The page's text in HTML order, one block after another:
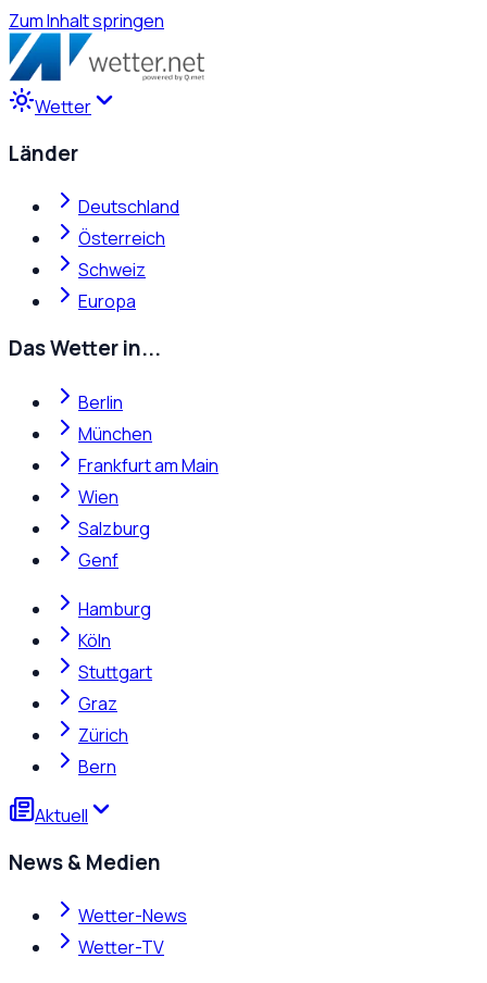
Zum Inhalt springen
Wetter
Länder
Deutschland
Österreich
Schweiz
Europa
Das Wetter in...
Berlin
München
Frankfurt am Main
Wien
Salzburg
Genf
Hamburg
Köln
Stuttgart
Graz
Zürich
Bern
Aktuell
News & Medien
Wetter-News
Wetter-TV